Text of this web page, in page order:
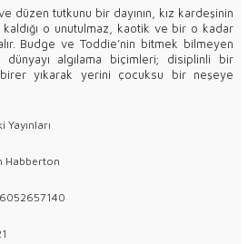
düzen tutkunu bir dayının, kız kardeşinin
o unutulmaz, kaotik ve bir o kadar
Budge ve Toddie’nin bitmek bilmeyen
dünyayı algılama biçimleri; disiplinli bir
birer yıkarak yerini çocuksu bir neşeye
Yayınları
Habberton